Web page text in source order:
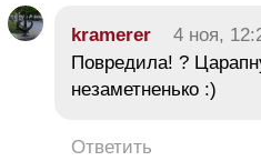
kramerer 4 ноя,
Повредила! ?
незаметненько :)
Ответить